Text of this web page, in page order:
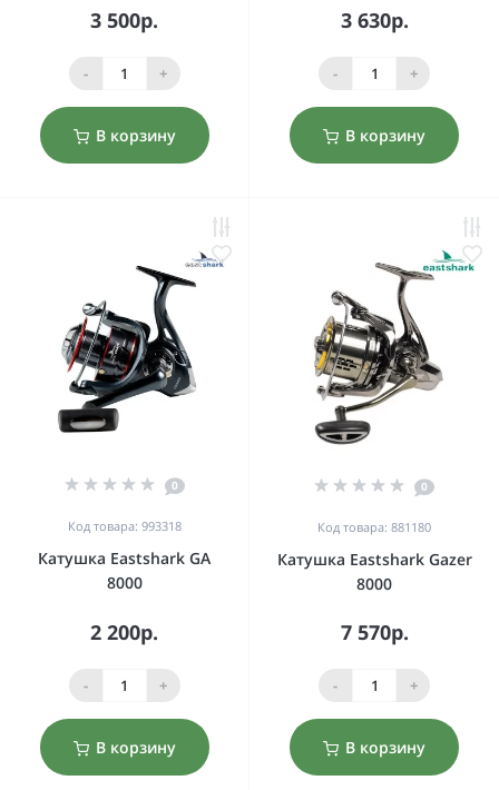
3 500р.
- +
В корзину
3 630р.
- +
В корзину
0
Код товара: 993318
Катушка Eastshark GA
8000
2 200р.
- +
В корзину
0
Код товара: 881180
Катушка Eastshark Gazer
8000
7 570р.
- +
В корзину